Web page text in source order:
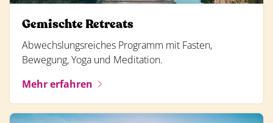
Gemischte Retreats
Abwechslungsreiches Programm mit Fasten,
Bewegung, Yoga und Meditation.
Mehr erfahren